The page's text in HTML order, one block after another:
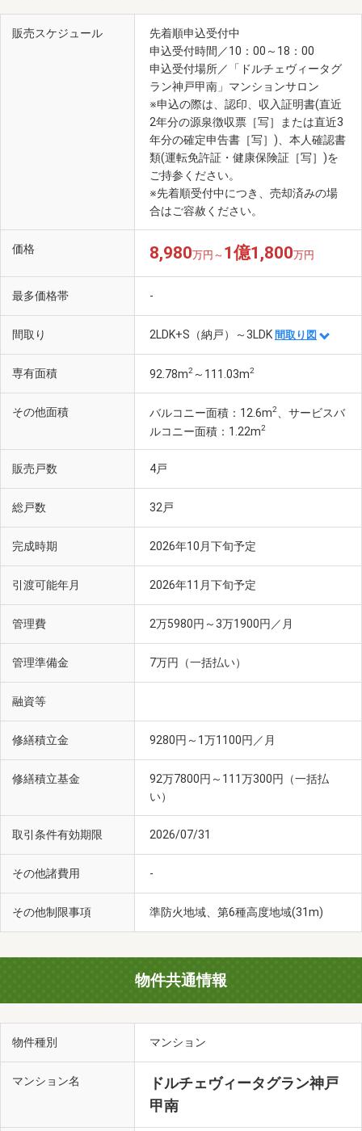
KiLaLa住吉(徒歩16分・約1250m)
あおい宙こうなん(徒歩2分・約100m)
甲南同胞幼稚園(徒歩4分・約290m)
市立本山南中学校(徒歩5分・約390m)
販売スケジュール
先着順申込受付中
申込受付時間／10：00～18：00
申込受付場所／「ドルチェヴィータグ
ラン神戸甲南」マンションサロン
※申込の際は、認印、収入証明書(直近
2年分の源泉徴収票［写］または直近3
年分の確定申告書［写］)、本人確認書
類(運転免許証・健康保険証［写］)を
ご持参ください。
※先着順受付中につき、売却済みの場
合はご容赦ください。
価格 8,980万円～ 1億1,800万円
最多価格帯 -
間取り 2LDK+S（納戸）～3LDK 間取り図
専有面積 92.78m2 ～111.03m2
その他面積 バルコニー面積：12.6m2
、サービスバ
ルコニー面積：1.22m2
販売戸数 4戸
総戸数 32戸
完成時期 2026年10月下旬予定
引渡可能年月 2026年11月下旬予定
管理費 2万5980円～3万1900円／月
管理準備金 7万円（一括払い）
融資等
修繕積立金 9280円～1万1100円／月
修繕積立基金
92万7800円～111万300円（一括払
い）
取引条件有効期限 2026/07/31
その他諸費用 -
その他制限事項 準防火地域、第6種高度地域(31m)
物件共通情報
物件種別 マンション
マンション名
ドルチェヴィータグラン神戸
甲南